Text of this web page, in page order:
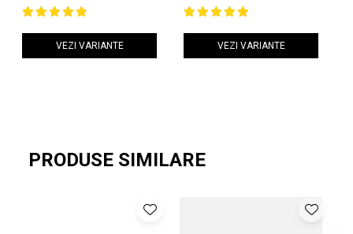
VEZI VARIANTE VEZI VARIANTE
PRODUSE SIMILARE